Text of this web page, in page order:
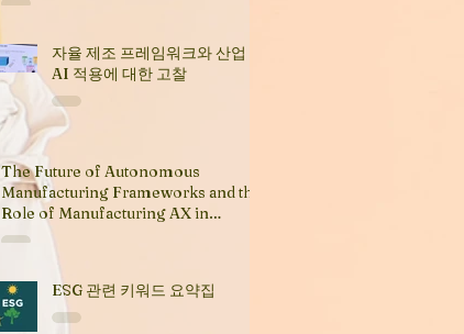
자율 제조 프레임워크와 산업
AI 적용에 대한 고찰
The Future of Autonomous
Manufacturing Frameworks and the
Role of Manufacturing AX in
Industry Transformation
ESG 관련 키워드 요약집